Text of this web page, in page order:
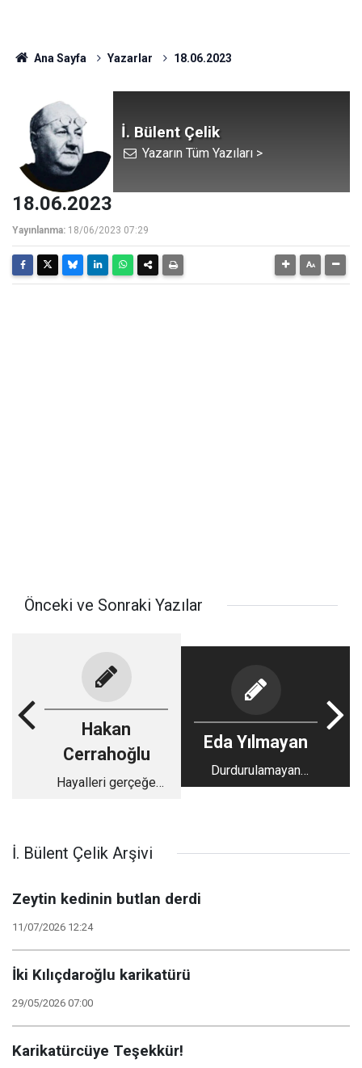
Ana Sayfa Yazarlar 18.06.2023
İ. Bülent Çelik
Yazarın Tüm Yazıları >
18.06.2023
Yayınlanma: 18/06/2023 07:29
Önceki ve Sonraki Yazılar
Hakan
Cerrahoğlu
Hayalleri gerçeğe
Eda Yılmayan
Durdurulamayan
Kadın: Sabiha Sertel
İ. Bülent Çelik Arşivi
Zeytin kedinin butlan derdi
11/07/2026 12:24
İki Kılıçdaroğlu karikatürü
29/05/2026 07:00
Karikatürcüye Teşekkür!